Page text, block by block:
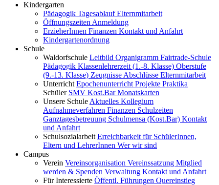
Kindergarten
Pädagogik TagesablaufElternmitarbeit
Öffnungszeiten Anmeldung
ErzieherInnen Finanzen Kontakt und Anfahrt
Kindergartenordnung
Schule
Waldorfschule Leitbild Organigramm Fairtrade-Schule
Pädagogik Klassenlehrerzeit (1.-8. Klasse) Oberstufe
(9.-13. Klasse) Zeugnisse Abschlüsse Elternmitarbeit
Unterricht Epochenunterricht Projekte Praktika
Schüler SMV Kost.BarMonatskarten
Unsere Schule Aktuelles Kollegium
Aufnahmeverfahren Finanzen Schulzeiten
Ganztagesbetreuung Schulmensa (Kost.Bar) Kontakt
und Anfahrt
Schulsozialarbeit Erreichbarkeit für SchülerInnen,
Eltern und LehrerInnen Wer wir sind
Campus
Verein Vereinsorganisation Vereinssatzung Mitglied
werden & Spenden Verwaltung Kontakt und Anfahrt
Für Interessierte Öffentl. Führungen Quereinstieg